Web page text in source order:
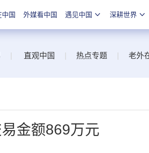
国 外媒看中国 遇见中国 深耕世界
直观中国 热点专题 老外
金额869万元